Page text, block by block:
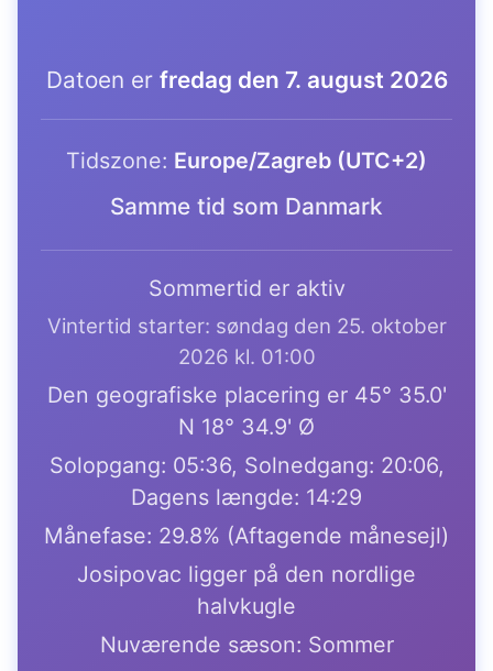
Datoen er fredag den 7. august 2026
Tidszone: Europe/Zagreb (UTC+2)
Samme tid som Danmark
Sommertid er aktiv
Vintertid starter: søndag den 25. oktober
2026 kl. 01:00
Den geografiske placering er 45° 35.0'
N 18° 34.9' Ø
Solopgang: 05:36, Solnedgang: 20:06,
Dagens længde: 14:29
Månefase: 29.8% (Aftagende månesejl)
Josipovac ligger på den nordlige
halvkugle
Nuværende sæson: Sommer